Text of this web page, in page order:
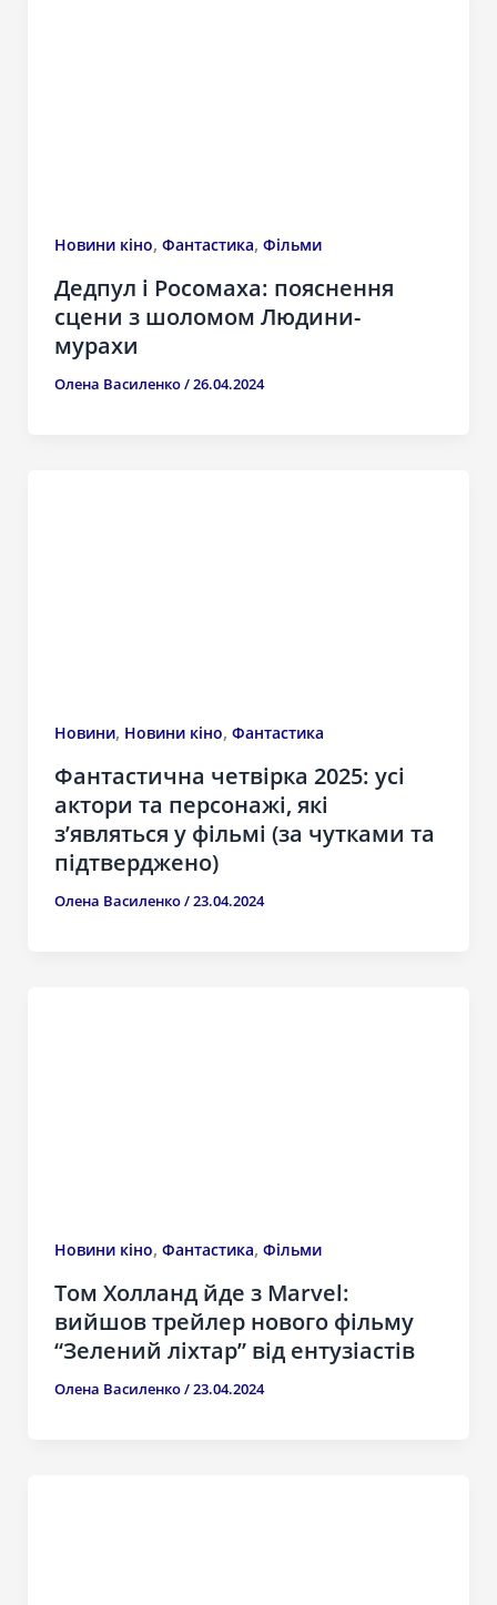
Новини кіно, Фантастика, Фільми
Дедпул і Росомаха: пояснення
сцени з шоломом Людини-
мурахи
Олена Василенко/26.04.2024
Новини, Новини кіно, Фантастика
Фантастична четвірка 2025: усі
актори та персонажі, які
з’являться у фільмі (за чутками та
підтверджено)
Олена Василенко/23.04.2024
Новини кіно, Фантастика, Фільми
Том Холланд йде з Marvel:
вийшов трейлер нового фільму
“Зелений ліхтар” від ентузіастів
Олена Василенко/23.04.2024